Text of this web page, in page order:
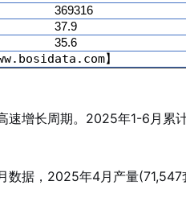
369316
37.9
35.6
】
速增长周期。2025年1-6月
数据，2025年4月产量